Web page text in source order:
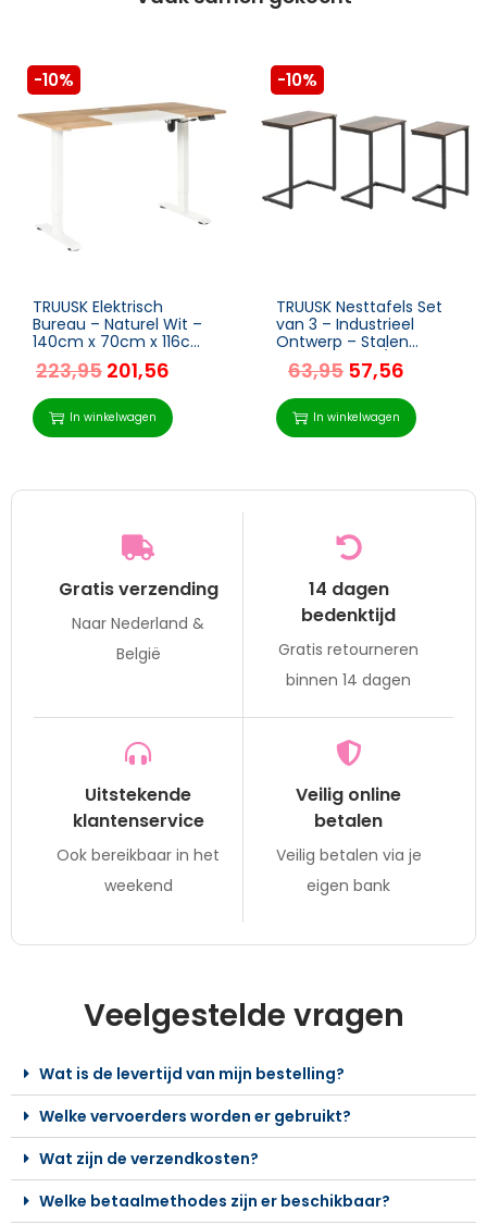
-10%
TRUUSK Elektrisch
Bureau – Naturel Wit –
140cm x 70cm x 116cm
– In hoogte verstelbaar
– Met USB-poort –
Stijlvol en praktisch
223,95 201,56
In winkelwagen
-10%
TRUUSK Nesttafels Set
van 3 – Industrieel
Ontwerp – Stalen
Frame – Bruin/Zwart –
45 x 30 x 60 cm
63,95 57,56
In winkelwagen
Gratis verzending
Naar Nederland &
België
14 dagen
bedenktijd
Gratis retourneren
binnen 14 dagen
Uitstekende
klantenservice
Ook bereikbaar in het
weekend
Veilig online
betalen
Veilig betalen via je
eigen bank
Veelgestelde vragen
Wat is de levertijd van mijn bestelling?
Welke vervoerders worden er gebruikt?
Wat zijn de verzendkosten?
Welke betaalmethodes zijn er beschikbaar?